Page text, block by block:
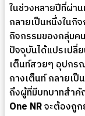
ในช่วงหลายปีที่ผ่า
กลายเป็นหนึ่งในกิ
กิจกรรมของกลุ่มค
ปัจจุบันได้แปรเปลี่
เต็นท์สวยๆ อุปกร
กางเต็นท์ กลายเป็
ถึงผู้ที่มีบทบาทสำคั
One NRจะต้องถู